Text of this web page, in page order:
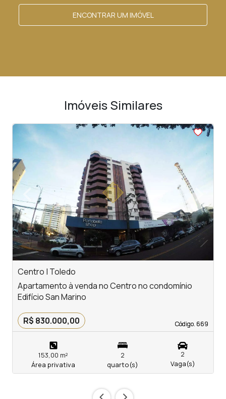
ENCONTRAR UM IMÓVEL
Imóveis Similares
< <
‹Previous ›
Next
Centro | Toledo
Código. 669
Código. 669
Apartamento à venda no Centro no condomínio
Edifício San Marino
R$ 830.000,00
153,00 m²
Área privativa
2
quarto(s)
2
Vaga(s)